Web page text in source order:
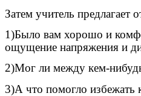
Затем учитель предлагает
1)Было вам хорошо и
ощущение напряжения и
2)Мог ли между кем-
3)А что помогло избежать